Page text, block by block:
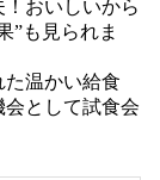
おいしいから
”も見られま
温かい給食
として試食会